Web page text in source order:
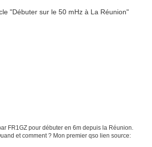
FR1GZ pour débuter en 6m depuis la Réunion.
et comment ? Mon premier qso lien source: